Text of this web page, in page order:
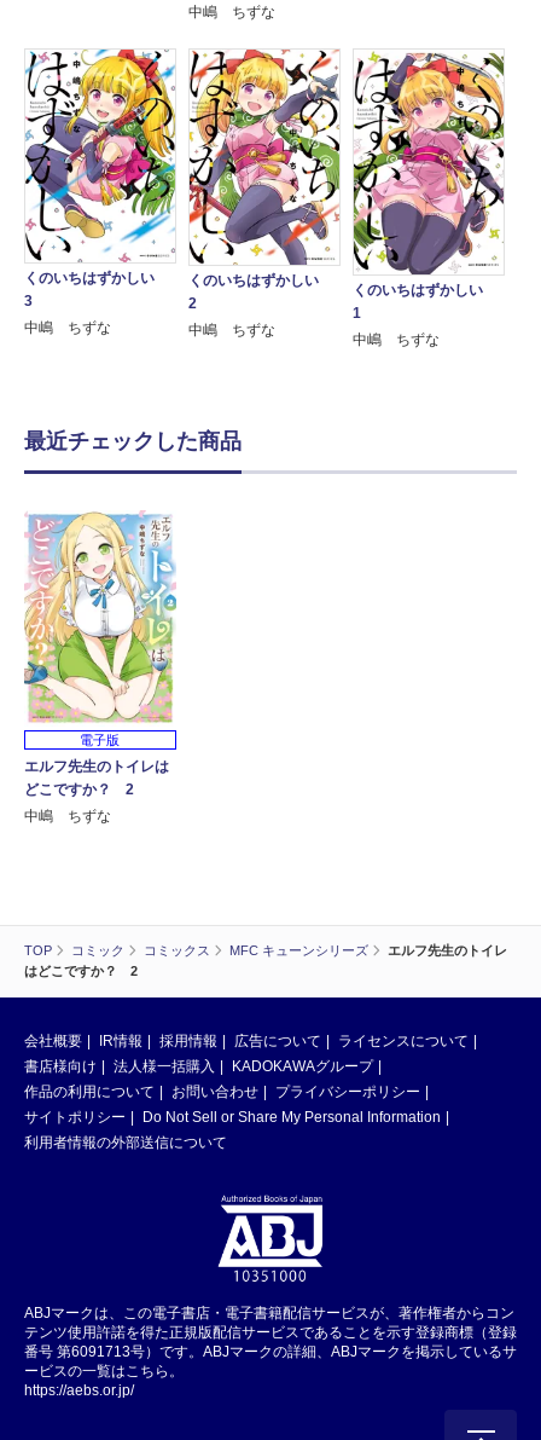
TOP コミック コミックス MFC キューンシリーズ
エルフ先生のトイレ
はどこですか？ 2
中嶋 ちずな
くのいちはずかしい
3
中嶋 ちずな
くのいちはずかしい
2
中嶋 ちずな
くのいちはずかしい
1
中嶋 ちずな
最近チェックした商品
電子版
エルフ先生のトイレは
どこですか？ 2
中嶋 ちずな
会社概要 IR情報 採用情報 広告について
ライセンスについて
書店様向け
法人様一括購入
KADOKAWAグループ
作品の利用について
お問い合わせ
プライバシーポリシー
サイトポリシー
Do Not Sell or Share My Personal Information
利用者情報の外部送信について
ABJマークは、この電子書店・電子書籍配信サービスが、著作権者からコン
テンツ使用許諾を得た正規版配信サービスであることを示す登録商標（登録
番号 第6091713号）です。ABJマークの詳細、ABJマークを掲示しているサ
ービスの一覧はこちら。
https://aebs.or.jp/